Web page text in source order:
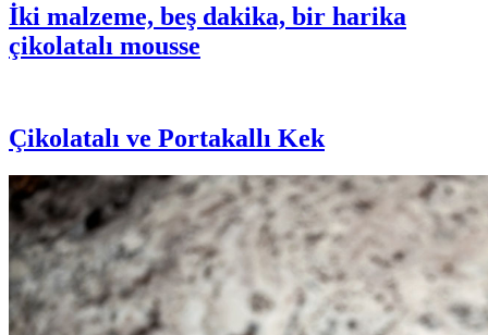
İki malzeme, beş dakika, bir harika
çikolatalı mousse
Çikolatalı ve Portakallı Kek